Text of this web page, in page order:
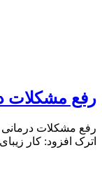
رفع مشکلات
رفع مشکلات درمانی
اترک افزود: کار